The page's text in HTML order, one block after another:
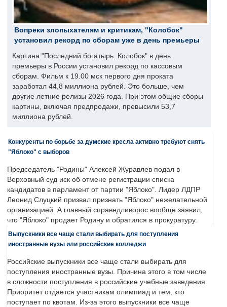
Вопреки злопыхателям и критикам, "Колобок"
установил рекорд по сборам уже в день премьеры
Картина "Последний богатырь. Колобок" в день
премьеры в России установил рекорд по кассовым
сборам. Фильм к 19.00 мск первого дня проката
заработал 44,8 миллиона рублей. Это больше, чем
другие летние релизы 2026 года. При этом общие сборы
картины, включая предпродажи, превысили 53,7
миллиона рублей.
Конкуренты по борьбе за думские кресла активно требуют снять
"Яблоко" с выборов
Председатель "Родины" Алексей Журавлев подал в
Верховный суд иск об отмене регистрации списка
кандидатов в парламент от партии "Яблоко". Лидер ЛДПР
Леонид Слуцкий призвал признать "Яблоко" нежелательной
организацией. А главный справедливорос вообще заявил,
что "Яблоко" продает Родину и обратился в прокуратуру.
Выпускники все чаще стали выбирать для поступления
иностранные вузы или российские колледжи
Российские выпускники все чаще стали выбирать для
поступления иностранные вузы. Причина этого в том числе
в сложности поступления в российские учебные заведения.
Приоритет отдается участникам олимпиад и тем, кто
поступает по квотам. Из-за этого выпускники все чаще